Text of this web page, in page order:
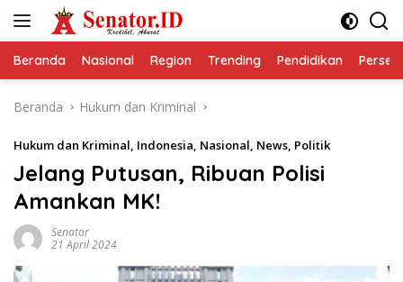
Beranda Nasional Region Trending Pendidikan
Beranda Hukum dan Kriminal
Hukum dan Kriminal, Indonesia, Nasional, News, Politik
Jelang Putusan, Ribuan Polisi
Amankan MK!
Senator
21 April 2024